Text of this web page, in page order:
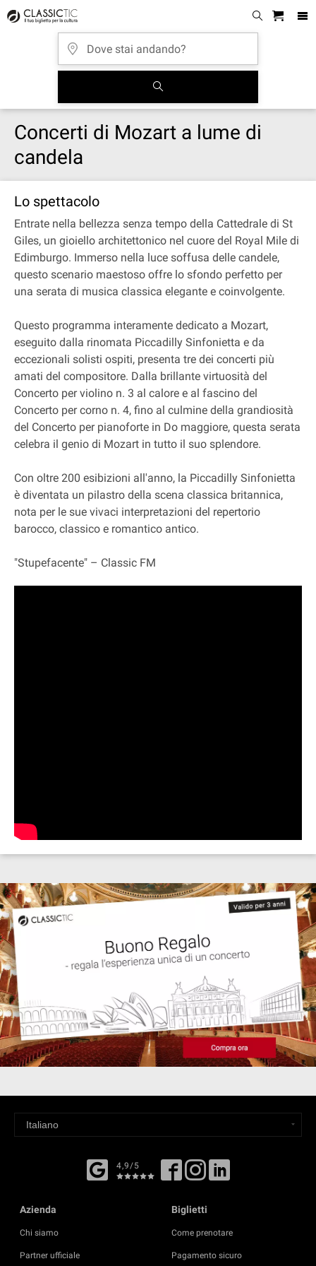
Concerti di Mozart a lume di
candela
Lo spettacolo
Entrate nella bellezza senza tempo della Cattedrale di St
Giles, un gioiello architettonico nel cuore del Royal Mile di
Edimburgo. Immerso nella luce soffusa delle candele,
questo scenario maestoso offre lo sfondo perfetto per
una serata di musica classica elegante e coinvolgente.
Questo programma interamente dedicato a Mozart,
eseguito dalla rinomata Piccadilly Sinfonietta e da
eccezionali solisti ospiti, presenta tre dei concerti più
amati del compositore. Dalla brillante virtuosità del
Concerto per violino n. 3 al calore e al fascino del
Concerto per corno n. 4, fino al culmine della grandiosità
del Concerto per pianoforte in Do maggiore, questa serata
celebra il genio di Mozart in tutto il suo splendore.
Con oltre 200 esibizioni all'anno, la Piccadilly Sinfonietta
è diventata un pilastro della scena classica britannica,
nota per le sue vivaci interpretazioni del repertorio
barocco, classico e romantico antico.
"Stupefacente" – Classic FM
4,9/5
Azienda
Chi siamo
Partner ufficiale
Biglietti
Come prenotare
Pagamento sicuro